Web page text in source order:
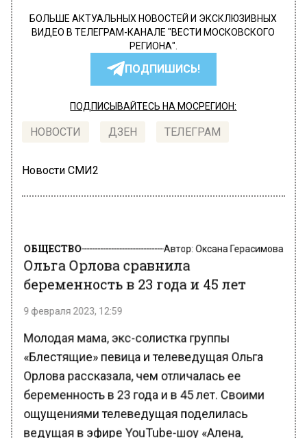
БОЛЬШЕ АКТУАЛЬНЫХ НОВОСТЕЙ И ЭКСКЛЮЗИВНЫХ
ВИДЕО В ТЕЛЕГРАМ-КАНАЛЕ "ВЕСТИ МОСКОВСКОГО
РЕГИОНА".
ПОДПИШИСЬ!
ПОДПИСЫВАЙТЕСЬ НА МОСРЕГИОН:
НОВОСТИ ДЗЕН ТЕЛЕГРАМ
Новости СМИ2
ОБЩЕСТВО
Ольга Орлова сравнила
беременность в 23 года и 45 лет
9 февраля 2023, 12:59
Молодая мама, экс-солистка группы
«Блестящие» певица и телеведущая Ольга
Орлова рассказала, чем отличалась ее
беременность в 23 года и в 45 лет. Своими
ощущениями телеведущая поделилась
ведущая в эфире YouTube-шоу «Алена,